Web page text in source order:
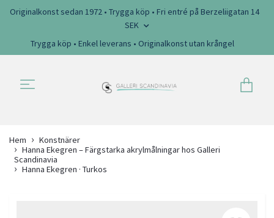
Originalkonst sedan 1972 • Trygga köp • Fri entré på Berzeliigatan 14
SEK
Trygga köp • Enkel leverans • Originalkonst utan krångel
Hem
Konstnärer
Hanna Ekegren – Färgstarka akrylmålningar hos Galleri
Scandinavia
Hanna Ekegren · Turkos